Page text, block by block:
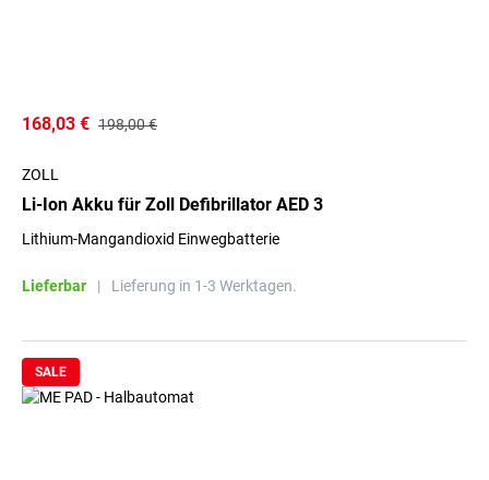
168,03 € 198,00 €
ZOLL
Li-Ion Akku für Zoll Defibrillator AED 3
Lithium-Mangandioxid Einwegbatterie
Lieferbar | Lieferung in 1-3 Werktagen.
SALE